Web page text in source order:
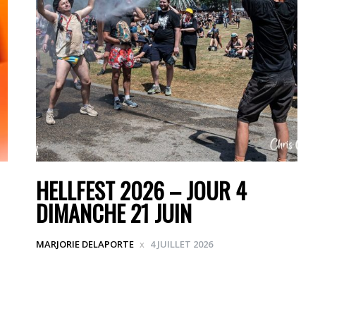
HELLFEST 2026 – JOUR 4
DIMANCHE 21 JUIN
MARJORIE DELAPORTE 4 JUILLET 2026